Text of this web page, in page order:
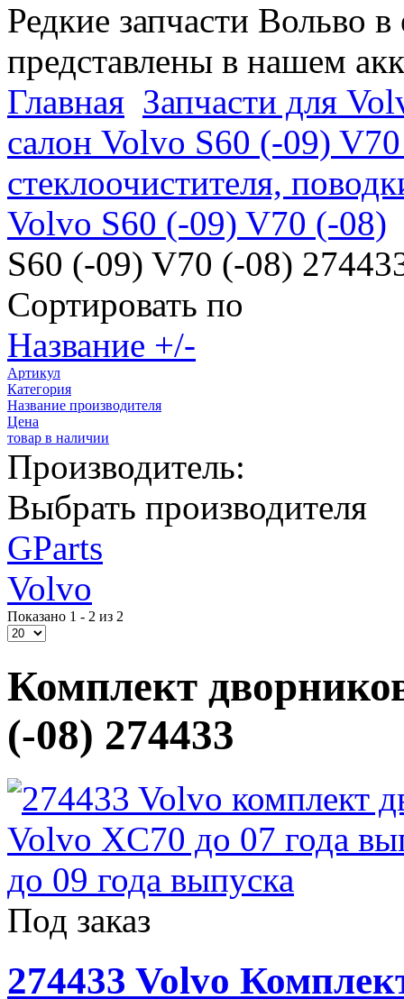
Редкие запчасти Вольво
представлены в нашем
Главная Запчасти для
салон Volvo S60 (-09)
стеклоочистителя,
Volvo S60 (-09) V70 (-08)
S60 (-09) V70 (-08)
Сортировать по
Название +/-
Артикул
Категория
Название производителя
Цена
товар в наличии
Производитель:
Выбрать производителя
GParts
Volvo
Показано 1 - 2 из 2
Комплект
(-08) 274433
Под заказ
274433 Volvo